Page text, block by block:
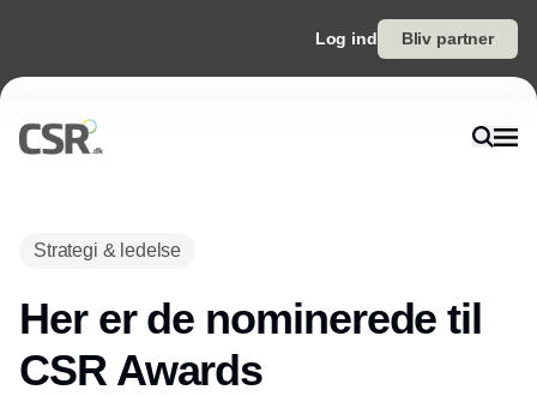
Log ind Bliv partner
Strategi & ledelse
Her er de nominerede til
CSR Awards